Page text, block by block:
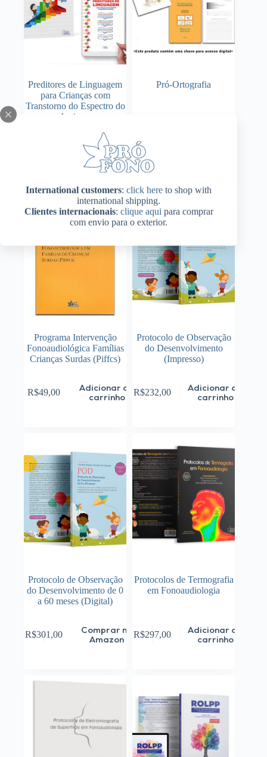
International customers: click here to shop with
international shipping.
Clientes internacionais: clique aqui para comprar
com envio para o exterior.
página
produto
página
Preditores de Linguagem
para Crianças com
Transtorno do Espectro do
Autismo
Adicionar ao
carrinho
Pró-Ortografia
R$452,00
Programa Intervenção
Fonoaudiológica Famílias
Crianças Surdas (Piffcs)
R$49,00
Adicionar ao
carrinho
Protocolo de Observação
do Desenvolvimento
(Impresso)
R$232,00
Adicionar ao
carrinho
Protocolo de Observação
do Desenvolvimento de 0
a 60 meses (Digital)
R$301,00
Comprar na
Amazon
Protocolos de Termografia
em Fonoaudiologia
R$297,00
Adicionar ao
carrinho